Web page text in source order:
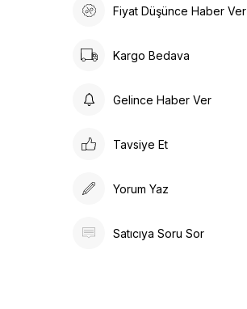
Fiyat Düşünce Haber Ver
Kargo Bedava
Gelince Haber Ver
Tavsiye Et
Yorum Yaz
Satıcıya Soru Sor